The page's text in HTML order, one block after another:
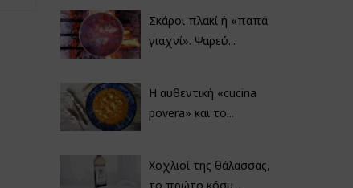
Σκάροι πλακί ή «παπά
γιαχνί». Ψαρεύ...
Η αυθεντική «cucina
povera» και το...
Χοχλιοί της θάλασσας,